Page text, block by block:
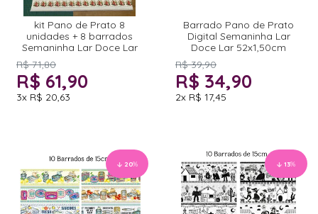
kit Pano de Prato 8
unidades + 8 barrados
Semaninha Lar Doce Lar
R$ 71,80
R$ 61,90
3x R$ 20,63
Barrado Pano de Prato
Digital Semaninha Lar
Doce Lar 52x1,50cm
R$ 39,90
R$ 34,90
2x R$ 17,45
20% 13%